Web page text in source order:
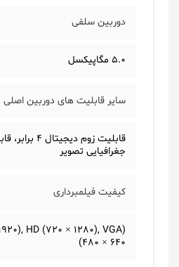
دوربین سلفی
5.0 مگاپیکسل
سایر قابلیت های دوربین اصلی
قابلیت زوم
جغرافیایی تصویر
کیفیت فیلمبرداری
HD (720 × 1280), VGA
(480 × 640